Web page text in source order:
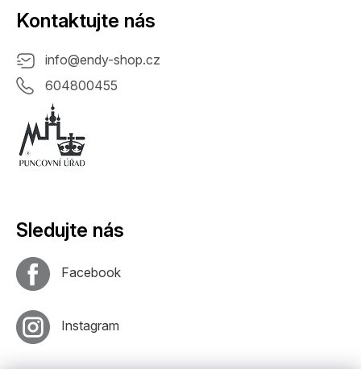
Kontaktujte nás
info@endy-shop.cz
604800455
Sledujte nás
Facebook
Instagram